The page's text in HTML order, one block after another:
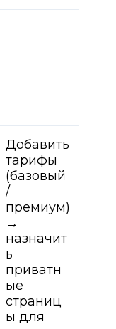
Добавить
тарифы
(базовый
/
премиум)
→
назначит
ь
приватн
ые
страниц
ы для